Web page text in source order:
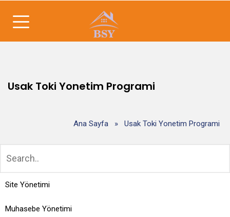
Usak Toki Yonetim Programi
Ana Sayfa » Usak Toki Yonetim Programi
Site Yönetimi
Muhasebe Yönetimi